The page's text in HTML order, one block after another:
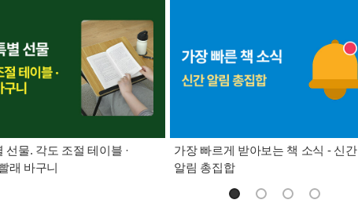
선물. 각도 조절 테이블 ·
래 바구니
가장 빠르게 받아보는 책 소식 - 신간
알림 총집합